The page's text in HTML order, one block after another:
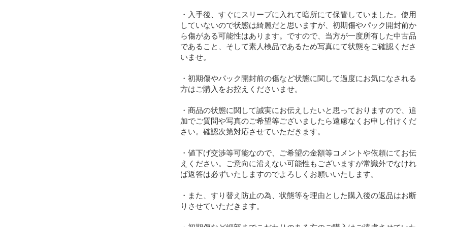
・入手後、すぐにスリーブに入れて暗所にて保管していました。使用
していないので状態は綺麗だと思いますが、初期傷やパック開封前か
ら傷がある可能性はあります。ですので、当方が一度所有した中古品
であること、そして素人検品であるため写真にて状態をご確認くださ
いませ。
・初期傷やパック開封前の傷など状態に関して過度にお気になされる
方はご購入をお控えくださいませ。
・商品の状態に関して誠実にお伝えしたいと思っておりますので、追
加でご質問や写真のご希望等ございましたら遠慮なくお申し付けくだ
さい。確認次第対応させていただきます。
・値下げ交渉等可能なので、ご希望の金額等コメントや依頼にてお伝
えください。ご意向に沿えない可能性もございますが常識外でなけれ
ば返答は必ずいたしますのでよろしくお願いいたします。
・また、すり替え防止の為、状態等を理由とした購入後の返品はお断
りさせていただきます。